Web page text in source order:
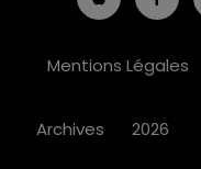
Mentions Légales
Archives 2026